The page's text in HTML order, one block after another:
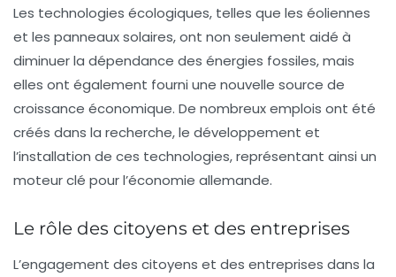
Les technologies écologiques, telles que les éoliennes
et les panneaux solaires, ont non seulement aidé à
diminuer la dépendance des énergies fossiles, mais
elles ont également fourni une nouvelle source de
croissance économique. De nombreux emplois ont été
créés dans la recherche, le développement et
l’installation de ces technologies, représentant ainsi un
moteur clé pour l’économie allemande.
Le rôle des citoyens et des entreprises
L’engagement des citoyens et des entreprises dans la